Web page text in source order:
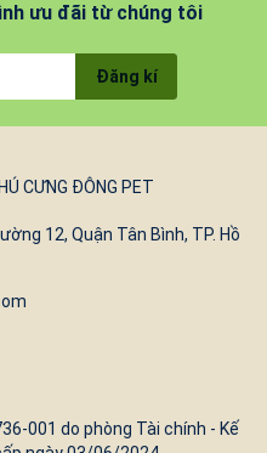
ưu đãi từ chúng tôi
Đăng kí
CƯNG ĐÔNG PET
12, Quận Tân Bình, TP. Hồ
001 do phòng Tài chính - Kế